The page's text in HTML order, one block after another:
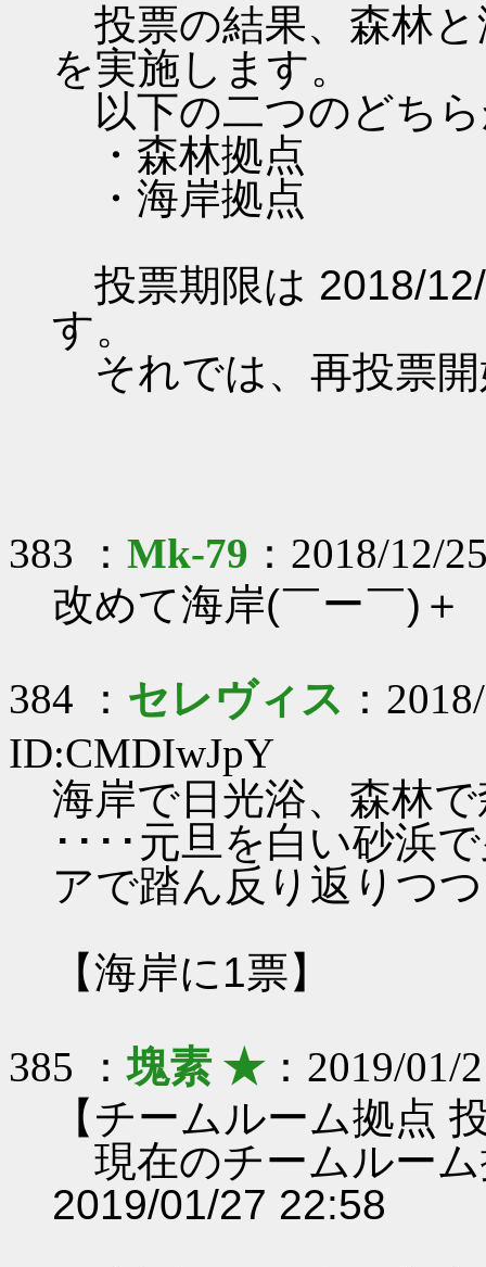
投票の結果、森林と
を実施します。
以下の二つのどち
・森林拠点
・海岸拠点
投票期限は 2018/
す。
それでは、再投票開
383 ： Mk-79 ：2018/12/
改めて海岸(￣ー￣)＋
384 ： セレヴィス ：
ID:CMDIwJpY
海岸で日光浴、森林
････元旦を白い砂浜
アで踏ん反り返りつ
【海岸に1票】
385 ：塊素 ★：2019/01/
【チームルーム拠点
現在のチームルー
2019/01/27 22:58